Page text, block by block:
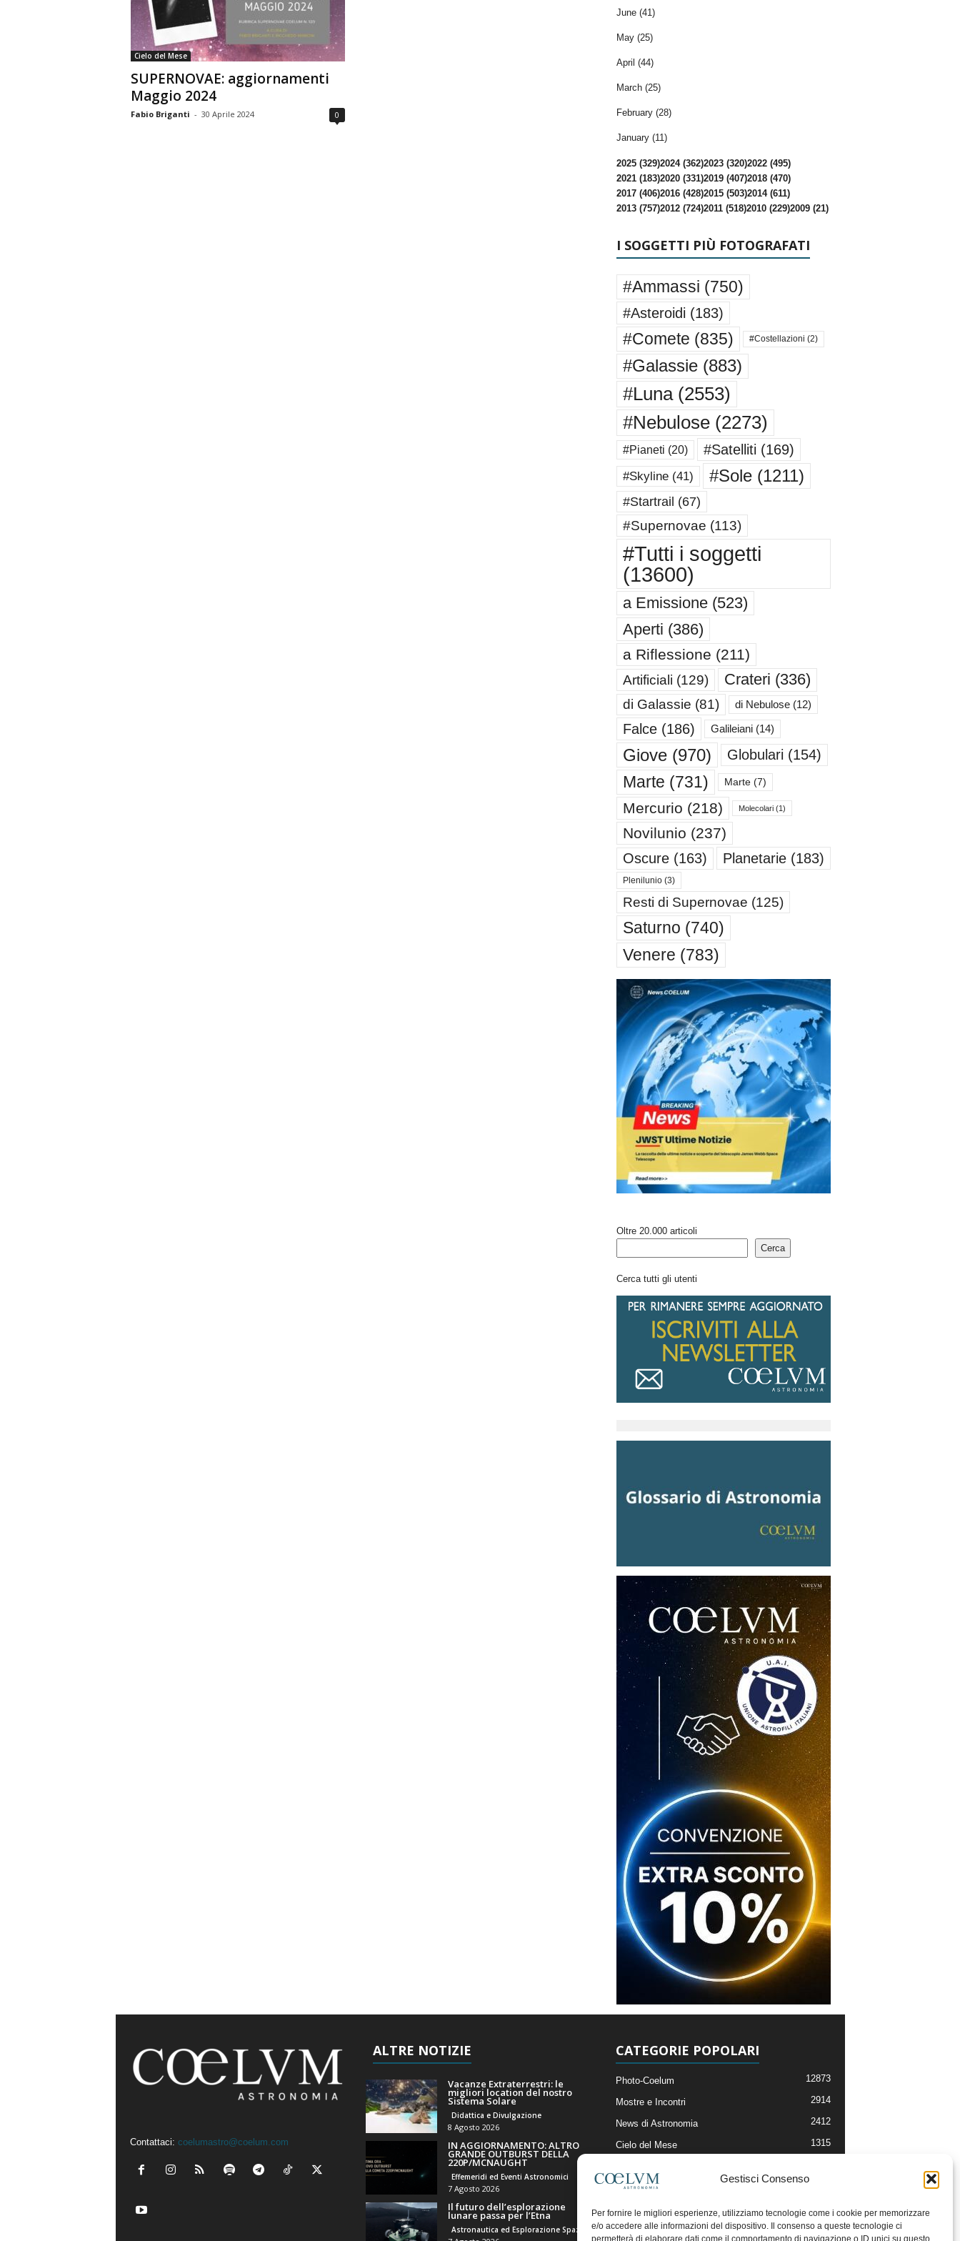
Gestisci Consenso
Per fornire le migliori esperienze, utilizziamo tecnologie come i cookie per memorizzare
e/o accedere alle informazioni del dispositivo. Il consenso a queste tecnologie ci
permetterà di elaborare dati come il comportamento di navigazione o ID unici su questo
m
i
a
Cielo del Mese
SUPERNOVAE: aggiornamenti
Maggio 2024
Fabio Briganti - 30 Aprile 2024 0
June (41)
May (25)
April (44)
March (25)
February (28)
January (11)
2025 (329)2024 (362)2023 (320)2022 (495)
2021 (183)2020 (331)2019 (407)2018 (470)
2017 (406)2016 (428)2015 (503)2014 (611)
2013 (757)2012 (724)2011 (518)2010 (229)2009 (21)
I SOGGETTI PIÙ FOTOGRAFATI
#Ammassi (750)
#Asteroidi (183)
#Comete (835) #Costellazioni (2)
#Galassie(883)
#Luna(2553)
#Nebulose(2273)
#Pianeti (20) #Satelliti (169)
#Skyline(41) #Sole(1211)
#Startrail (67)
#Supernovae (113)
#Tutti i soggetti
(13600)
a Emissione(523)
Aperti (386)
a Riflessione (211)
Artificiali (129) Crateri (336)
di Galassie (81) di Nebulose(12)
Falce(186) Galileiani(14)
Giove(970) Globulari (154)
Marte (731) Marte(7)
Mercurio (218) Molecolari(1)
Novilunio (237)
Oscure(163) Planetarie(183)
Plenilunio(3)
Resti di Supernovae (125)
Saturno (740)
Venere (783)
Oltre 20.000 articoli
Cerca
Cerca tutti gli utenti
Contattaci: coelumastro@coelum.com
ALTRE NOTIZIE
Vacanze Extraterrestri: le
migliori location del nostro
Sistema Solare
Didattica e Divulgazione
8 Agosto 2026
IN AGGIORNAMENTO: ALTRO
GRANDE OUTBURST DELLA
220P/MCNAUGHT
Effemeridi ed Eventi Astronomici
7 Agosto 2026
Il futuro dell’esplorazione
lunare passa per l’Etna
CATEGORIE POPOLARI
Photo-Coelum 12873
Mostre e Incontri 2914
News di Astronomia 2412
Cielo del Mese 1315
Articoli e Risorse On-Line
Il Blog della Redazione